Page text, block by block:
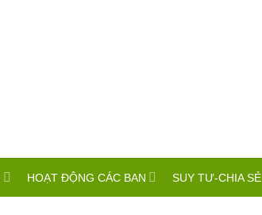
HOẠT ĐỘNG CÁC BAN SUY TƯ-CHIA SẺ